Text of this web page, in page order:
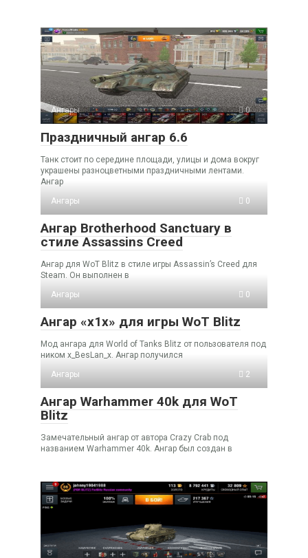
Ангары 0
Праздничный ангар 6.6
Танк стоит по середине площади, улицы и дома вокруг
украшены разноцветными праздничными лентами.
Ангар
Ангары
0
Ангар Brotherhood Sanctuary в
стиле Assassins Creed
Ангар для WoT Blitz в стиле игры Assassin’s Creed для
Steam. Он выполнен в
Ангары
0
Ангар «x1x» для игры WoT Blitz
Мод ангара для World of Tanks Blitz от пользователя под
ником x_BesLan_x. Ангар получился
Ангары
2
Ангар Warhammer 40k для WoT
Blitz
Замечательный ангар от автора Crazy Crab под
названием Warhammer 40k. Ангар был создан в